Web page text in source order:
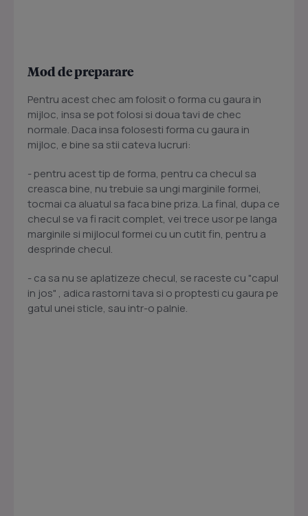
Mod de preparare
Pentru acest chec am folosit o forma cu gaura in
mijloc, insa se pot folosi si doua tavi de chec
normale. Daca insa folosesti forma cu gaura in
mijloc, e bine sa stii cateva lucruri:
- pentru acest tip de forma, pentru ca checul sa
creasca bine, nu trebuie sa ungi marginile formei,
tocmai ca aluatul sa faca bine priza. La final, dupa ce
checul se va fi racit complet, vei trece usor pe langa
marginile si mijlocul formei cu un cutit fin, pentru a
desprinde checul.
- ca sa nu se aplatizeze checul, se raceste cu "capul
in jos" , adica rastorni tava si o proptesti cu gaura pe
gatul unei sticle, sau intr-o palnie.